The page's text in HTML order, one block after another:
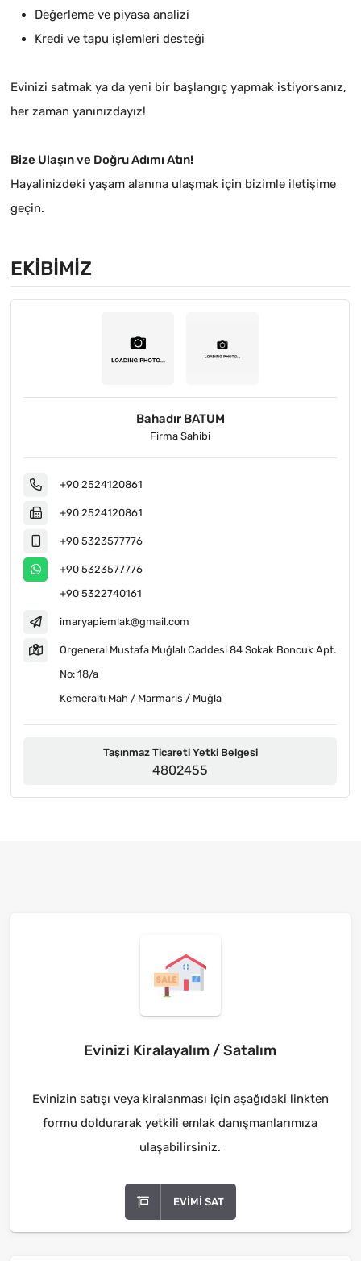
Değerleme ve piyasa analizi
Kredi ve tapu işlemleri desteği
Evinizi satmak ya da yeni bir başlangıç yapmak istiyorsanız,
her zaman yanınızdayız!
Bize Ulaşın ve Doğru Adımı Atın!
Hayalinizdeki yaşam alanına ulaşmak için bizimle iletişime
geçin.
EKIBIMIZ
Bahadır BATUM
Firma Sahibi
+90 2524120861
+90 2524120861
+90 5323577776
+90 5323577776
+90 5322740161
imaryapiemlak@gmail.com
Orgeneral Mustafa Muğlalı Caddesi 84 Sokak Boncuk Apt.
No: 18/a
Kemeraltı Mah / Marmaris / Muğla
Taşınmaz Ticareti Yetki Belgesi
4802455
Evinizi Kiralayalım / Satalım
Evinizin satışı veya kiralanması için aşağıdaki linkten
formu doldurarak yetkili emlak danışmanlarımıza
ulaşabilirsiniz.
EVIMI SAT